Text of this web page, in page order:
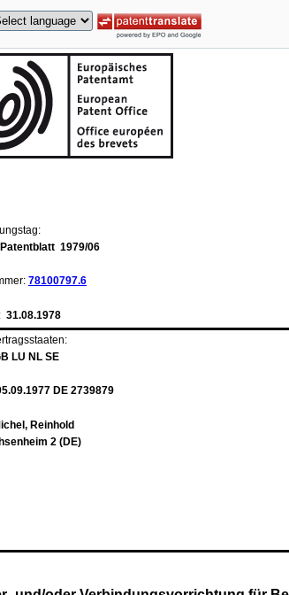
Patentblatt 1979/06
78100797.6
31.08.1978
LU NL SE
DE 2739879
Reinhold
2 (DE)